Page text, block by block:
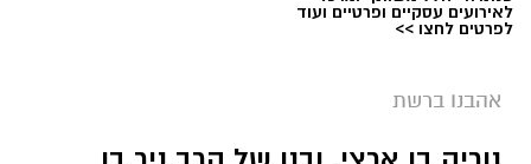
חדשותי? מצאתם טעות בכתבה? נשמח שתשתפו
לאירועים עסקיים ופרטיים ועוד
לפרטים לחצו >>
אהבנו ברשת